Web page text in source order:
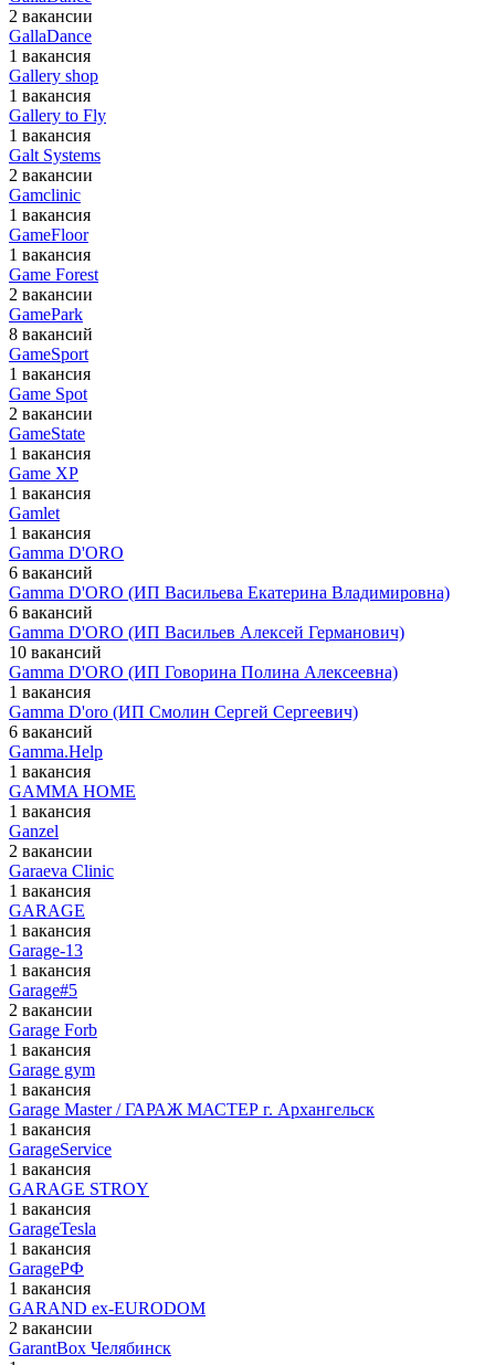
2 вакансии
GallaDance
1 вакансия
Gallery shop
1 вакансия
Gallery to Fly
1 вакансия
Galt Systems
2 вакансии
Gamclinic
1 вакансия
GameFloor
1 вакансия
Game Forest
2 вакансии
GamePark
8 вакансий
GameSport
1 вакансия
Game Spot
2 вакансии
GameState
1 вакансия
Game XP
1 вакансия
Gamlet
1 вакансия
Gamma D'ORO
6 вакансий
Gamma D'ORO (ИП Васильева Екатерина Владимировна)
6 вакансий
Gamma D'ORO (ИП Васильев Алексей Германович)
10 вакансий
Gamma D'ORO (ИП Говорина Полина Алексеевна)
1 вакансия
Gamma D'oro (ИП Смолин Сергей Сергеевич)
6 вакансий
Gamma.Help
1 вакансия
GAMMA HOME
1 вакансия
Ganzel
2 вакансии
Garaeva Clinic
1 вакансия
GARAGE
1 вакансия
Garage-13
1 вакансия
Garage#5
2 вакансии
Garage Forb
1 вакансия
Garage gym
1 вакансия
Garage Master / ГАРАЖ МАСТЕР г. Архангельск
1 вакансия
GarageService
1 вакансия
GARAGE STROY
1 вакансия
GarageTesla
1 вакансия
GarageРФ
1 вакансия
GARAND ex-EURODOM
2 вакансии
GarantBox Челябинск